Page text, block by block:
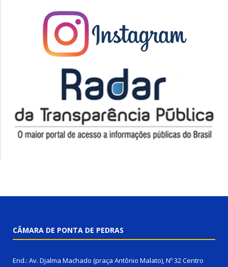
CÂMARA DE PONTA DE PEDRAS
End.: Av. Djalma Machado (praça Antônio Malato), Nº 32 Centro